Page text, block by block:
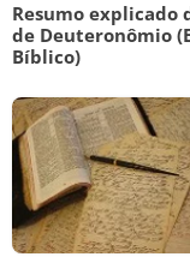
Resumo explicado
de Deuteronômio
Bíblico)